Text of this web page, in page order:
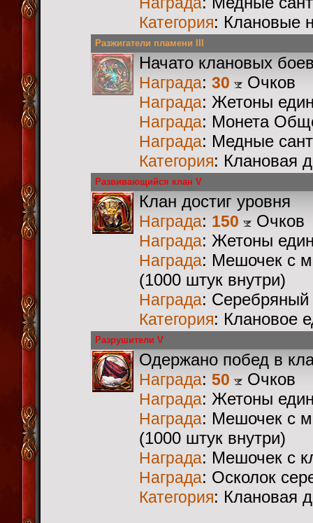
Категория: Клановые
Разжигатели пламени III
Начато клановых
Награда: 30 Очков
Награда: Жетоны
Награда: Монета
Награда: Медные
Категория: Клановая
Развивающийся клан V
Клан достиг уровня
Награда: 150 Очков
Награда: Жетоны
Награда: Мешочек с
(1000 штук внутри)
Награда: Серебряный
Категория: Клановое
Разрушители V
Одержано побед в
Награда: 50 Очков
Награда: Жетоны
Награда: Мешочек с
(1000 штук внутри)
Награда: Мешочек с
Награда: Осколок
Категория: Клановая